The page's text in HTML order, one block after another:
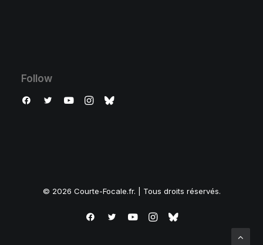
Follow
© 2026 Courte-Focale.fr. | Tous droits réservés.